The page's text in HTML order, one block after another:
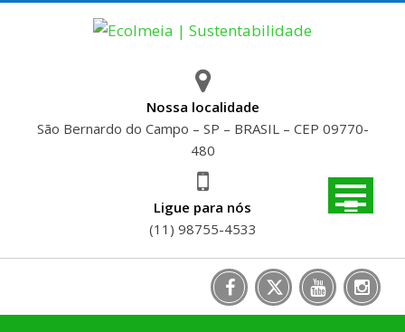
Nossa localidade
São Bernardo do Campo – SP – BRASIL – CEP 09770-
480
Ligue para nós
(11) 98755-4533